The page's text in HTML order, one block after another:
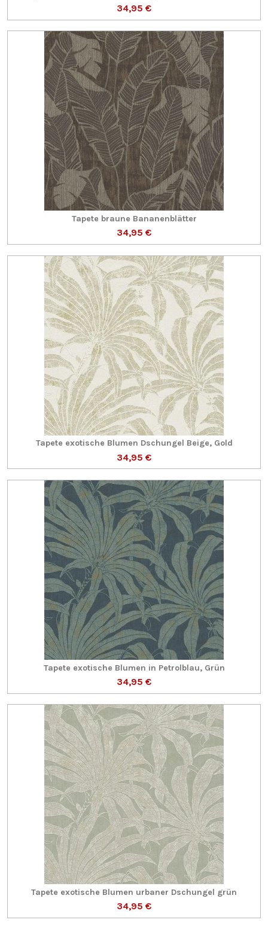
34,95 €
Tapete braune Bananenblätter
34,95 €
Tapete exotische Blumen Dschungel Beige, Gold
34,95 €
Tapete exotische Blumen in Petrolblau, Grün
34,95 €
Tapete exotische Blumen urbaner Dschungel grün
34,95 €